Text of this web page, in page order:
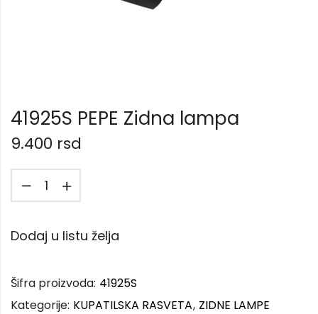
41925S PEPE Zidna lampa
9.400 rsd
Dodaj u listu želja
Šifra proizvoda: 41925S
Kategorije: KUPATILSKA RASVETA, ZIDNE LAMPE